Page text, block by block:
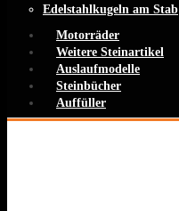
Edelstahlkugeln am Stab
Motorräder
Weitere Steinartikel
Auslaufmodelle
Steinbücher
Auffüller